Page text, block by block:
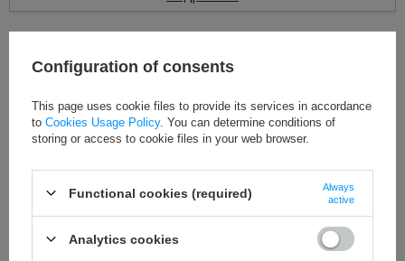
ЭТОТ ТОВАР НЕДОСТУПЕН В НАШИХ МАГАЗИНАХ
Вы можете купить этот продукт, не оформляя заказ в Интернете, а
в каких пунктах доступен продукт.
Поверить наличие
Декоративный помпон 20 mm
Configuration of consents
This page uses cookie files to provide its services in accordance
to Cookies Usage Policy. You can determine conditions of
storing or access to cookie files in your web browser.
Functional cookies (required)
Always
active
Analytics cookies